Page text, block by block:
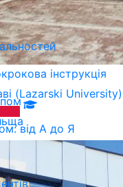
(Lazarski University)
інструкція
від А до Я